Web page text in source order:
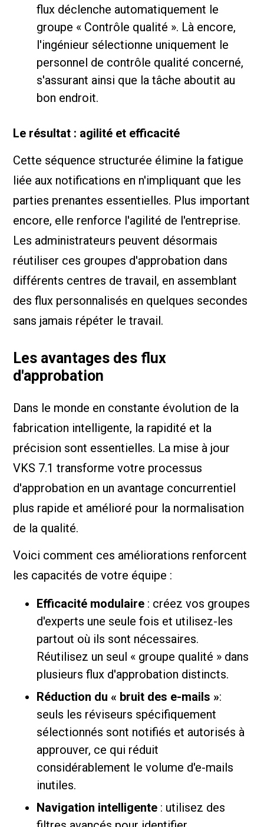
flux déclenche automatiquement le
groupe « Contrôle qualité ». Là encore,
l'ingénieur sélectionne uniquement le
personnel de contrôle qualité concerné,
s'assurant ainsi que la tâche aboutit au
bon endroit.
Le résultat : agilité et efficacité
Cette séquence structurée élimine la fatigue
liée aux notifications en n'impliquant que les
parties prenantes essentielles. Plus important
encore, elle renforce l'agilité de l'entreprise.
Les administrateurs peuvent désormais
réutiliser ces groupes d'approbation dans
différents centres de travail, en assemblant
des flux personnalisés en quelques secondes
sans jamais répéter le travail.
Les avantages des flux
d'approbation
Dans le monde en constante évolution de la
fabrication intelligente, la rapidité et la
précision sont essentielles. La mise à jour
VKS 7.1 transforme votre processus
d'approbation en un avantage concurrentiel
plus rapide et amélioré pour la normalisation
de la qualité.
Voici comment ces améliorations renforcent
les capacités de votre équipe :
Efficacité modulaire : créez vos groupes
d'experts une seule fois et utilisez-les
partout où ils sont nécessaires.
Réutilisez un seul « groupe qualité » dans
plusieurs flux d'approbation distincts.
Réduction du « bruit des e-mails »:
seuls les réviseurs spécifiquement
sélectionnés sont notifiés et autorisés à
approuver, ce qui réduit
considérablement le volume d'e-mails
inutiles.
Navigation intelligente : utilisez des